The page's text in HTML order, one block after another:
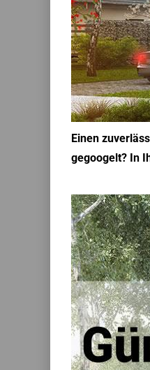
Einen
gegoogelt? In